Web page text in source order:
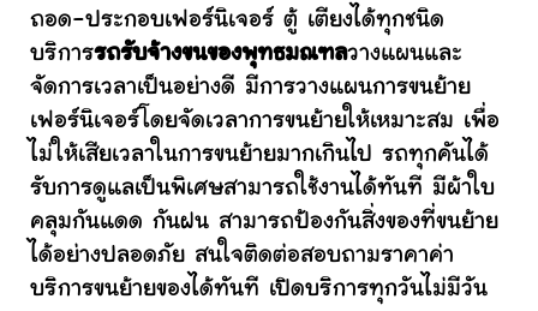
ถอด-ประกอบเฟอร์นิเจอร์ ตู้ เตียงได้ทุกชนิด
บริการรถรับจ้างขนของพุทธมณฑลวางแผนและ
จัดการเวลาเป็นอย่างดี มีการวางแผนการขนย้าย
เฟอร์นิเจอร์โดยจัดเวลาการขนย้ายให้เหมาะสม เพื่อ
ไม่ให้เสียเวลาในการขนย้ายมากเกินไป รถทุกคันได้
รับการดูแลเป็นพิเศษสามารถใช้งานได้ทันที มีผ้าใบ
คลุมกันแดด กันฝน สามารถป้องกันสิ่งของที่ขนย้าย
ได้อย่างปลอดภัย สนใจติดต่อสอบถามราคาค่า
บริการขนย้ายของได้ทันที เปิดบริการทุกวันไม่มีวัน